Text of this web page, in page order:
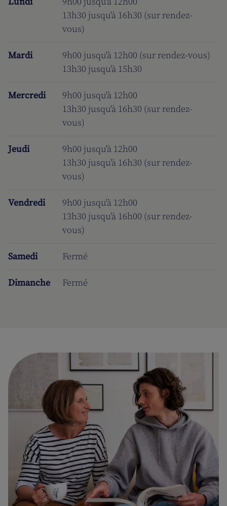
13h30 jusqu'à 16h30 (sur rendez-
vous)
Mardi
9h00 jusqu'à 12h00 (sur rendez-vous)
13h30 jusqu'à 15h30
Mercredi
9h00 jusqu'à 12h00
13h30 jusqu'à 16h30 (sur rendez-
vous)
Jeudi
9h00 jusqu'à 12h00
13h30 jusqu'à 16h30 (sur rendez-
vous)
Vendredi
9h00 jusqu'à 12h00
13h30 jusqu'à 16h00 (sur rendez-
vous)
Samedi Fermé
Dimanche Fermé